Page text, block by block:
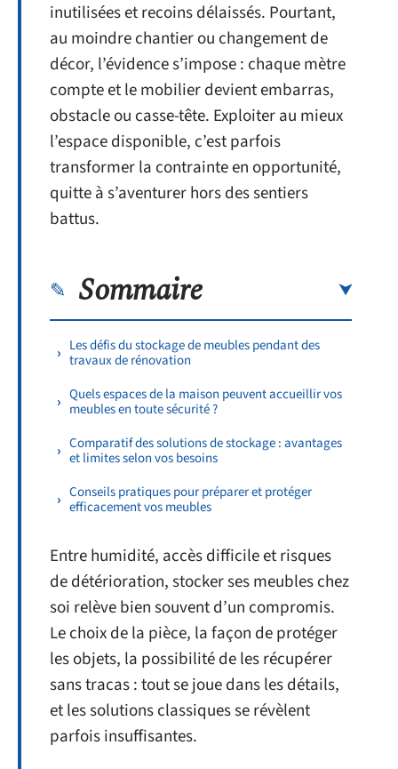
inutilisées et recoins délaissés. Pourtant,
au moindre chantier ou changement de
décor, l’évidence s’impose : chaque mètre
compte et le mobilier devient embarras,
obstacle ou casse-tête. Exploiter au mieux
l’espace disponible, c’est parfois
transformer la contrainte en opportunité,
quitte à s’aventurer hors des sentiers
battus.
Sommaire
Les défis du stockage de meubles pendant des
travaux de rénovation
Quels espaces de la maison peuvent accueillir vos
meubles en toute sécurité ?
Comparatif des solutions de stockage : avantages
et limites selon vos besoins
Conseils pratiques pour préparer et protéger
efficacement vos meubles
Entre humidité, accès difficile et risques
de détérioration, stocker ses meubles chez
soi relève bien souvent d’un compromis.
Le choix de la pièce, la façon de protéger
les objets, la possibilité de les récupérer
sans tracas : tout se joue dans les détails,
et les solutions classiques se révèlent
parfois insuffisantes.